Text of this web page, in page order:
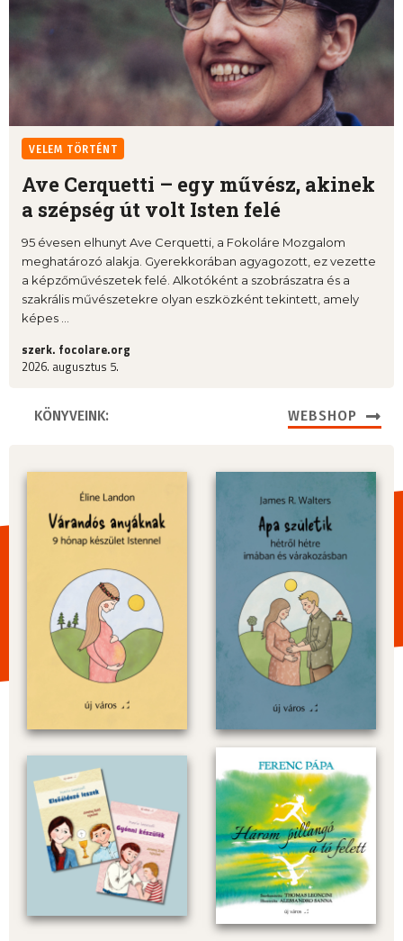
VELEM TÖRTÉNT
Ave Cerquetti – egy művész, akinek
a szépség út volt Isten felé
95 évesen elhunyt Ave Cerquetti, a Fokoláre Mozgalom
meghatározó alakja. Gyerekkorában agyagozott, ez vezette
a képzőművészetek felé. Alkotóként a szobrászatra és a
szakrális művészetekre olyan eszközként tekintett, amely
képes ...
szerk. focolare.org
2026. augusztus 5.
KÖNYVEINK: WEBSHOP